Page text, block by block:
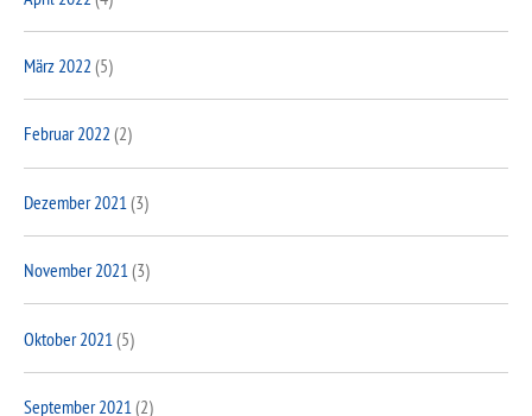
März 2022 (5)
Februar 2022 (2)
Dezember 2021 (3)
November 2021(3)
Oktober 2021 (5)
September 2021 (2)